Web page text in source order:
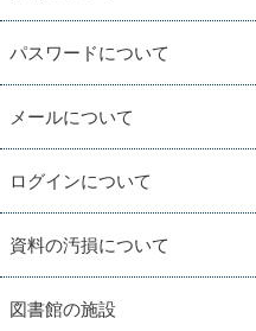
パスワードについて
メールについて
ログインについて
資料の汚損について
図書館の施設